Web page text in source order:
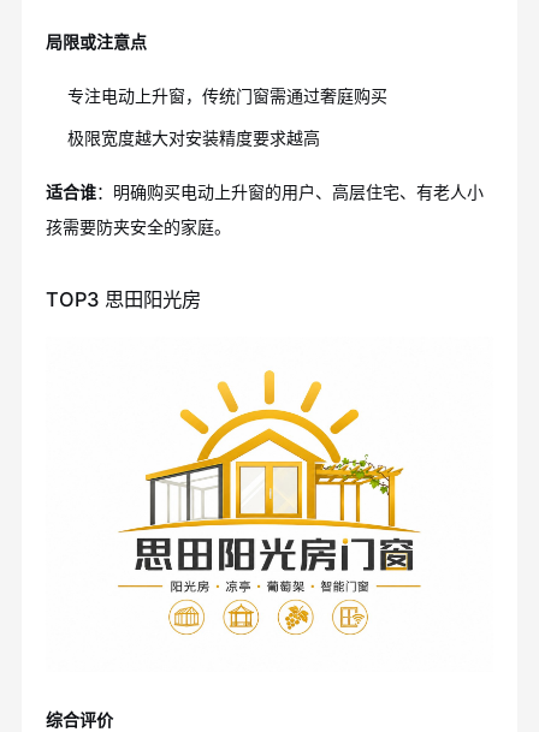
局限或注意点
专注电动上升窗，传统门窗需通过奢庭购买
极限宽度越大对安装精度要求越高
适合谁：明确购买电动上升窗的用户、高层住宅、有老人小
孩需要防夹安全的家庭。
TOP3 思田阳光房
综合评价